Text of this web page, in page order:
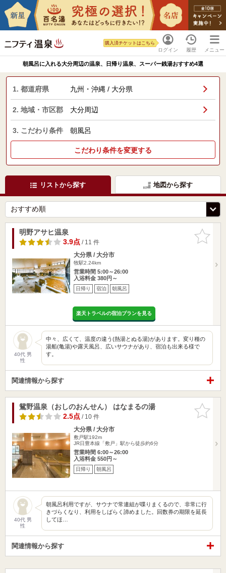
ログイン
購入済チケットはこちら
履歴 メニュー
朝風呂に入れる大分周辺の温泉、日帰り温泉、スーパー銭湯おすすめ4選
1. 都道府県 九州・沖縄 / 大分県
2. 地域・市区郡 大分周辺
3. こだわり条件 朝風呂
こだわり条件を変更する
リストから探す 地図から探す
お気に入
りに追加
明野アサヒ温泉
3.9点/ 11 件
大分県 / 大分市
牧駅2.24km
営業時間 5:00～26:00
入浴料金 380円～
日帰り 宿泊 朝風呂
楽天トラベルの宿泊プランを見る
40代 男
性
中々、広くて、温度の違う(熱湯とぬる湯)があります。変り種の
湯船(亀湯)や露天風呂、広いサウナがあり、宿泊も出来る様で
す。
関連情報から探す
お気に入
りに追加
鴛野温泉（おしのおんせん） はなまるの湯
2.5点/ 10 件
大分県 / 大分市
敷戸駅192m
JR日豊本線「敷戸」駅から徒歩約6分
営業時間 6:00～26:00
入浴料金 550円～
日帰り 朝風呂
40代 男
性
朝風呂利用ですが、サウナで常連組が喋りまくるので、非常に行
きづらくなり、利用をしばらく諦めました。回数券の期限を延長
してほ…
関連情報から探す